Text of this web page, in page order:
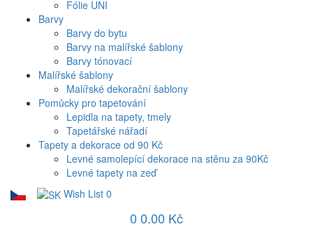
Fólie UNI
Barvy
Barvy do bytu
Barvy na malířské šablony
Barvy tónovací
Malířské šablony
Malířské dekorační šablony
Pomůcky pro tapetování
Lepidla na tapety, tmely
Tapetářské nářadí
Tapety a dekorace od 90 Kč
Levné samolepící dekorace na stěnu za 90Kč
Levné tapety na zeď
Wish List 0
0 0.00 Kč